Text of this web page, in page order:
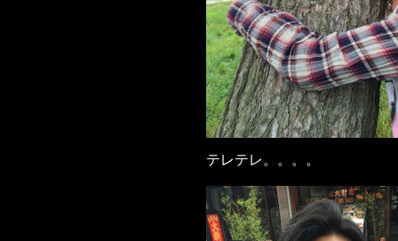
テレテレ。。。。